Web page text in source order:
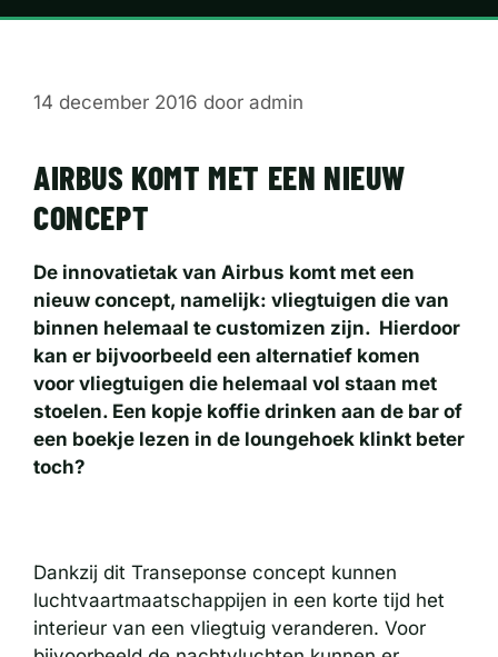
14 december 2016 door admin
AIRBUS KOMT MET EEN NIEUW
CONCEPT
De innovatietak van Airbus komt met een
nieuw concept, namelijk: vliegtuigen die van
binnen helemaal te customizen zijn. Hierdoor
kan er bijvoorbeeld een alternatief komen
voor vliegtuigen die helemaal vol staan met
stoelen. Een kopje koffie drinken aan de bar of
een boekje lezen in de loungehoek klinkt beter
toch?
Dankzij dit Transeponse concept kunnen
luchtvaartmaatschappijen in een korte tijd het
interieur van een vliegtuig veranderen. Voor